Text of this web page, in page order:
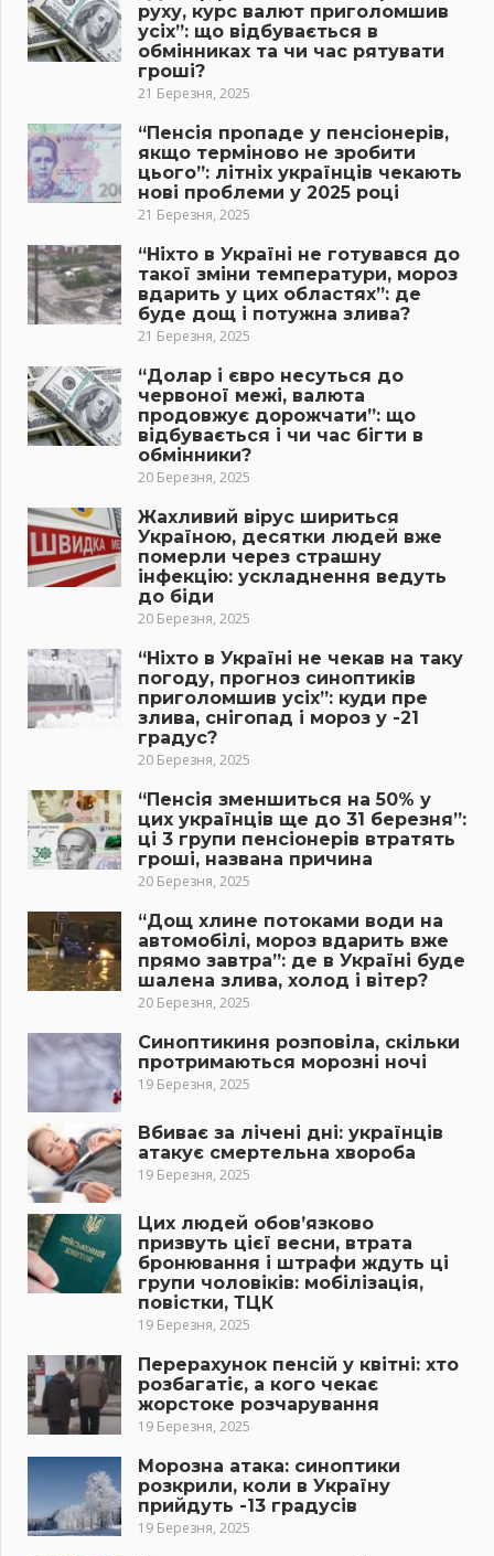
руху, курс валют приголомшив
усіх”: що відбувається в
обмінниках та чи час рятувати
гроші?
21 Березня, 2025
“Пенсія пропаде у пенсіонерів,
якщо терміново не зробити
цього”: літніх українців чекають
нові проблеми у 2025 році
21 Березня, 2025
“Ніхто в Україні не готувався до
такої зміни температури, мороз
вдарить у цих областях”: де
буде дощ і потужна злива?
21 Березня, 2025
“Долар і євро несуться до
червоної межі, валюта
продовжує дорожчати”: що
відбувається і чи час бігти в
обмінники?
20 Березня, 2025
Жахливий вірус шириться
Україною, десятки людей вже
померли через страшну
інфекцію: ускладнення ведуть
до біди
20 Березня, 2025
“Ніхто в Україні не чекав на таку
погоду, прогноз синоптиків
приголомшив усіх”: куди пре
злива, снігопад і мороз у -21
градус?
20 Березня, 2025
“Пенсія зменшиться на 50% у
цих українців ще до 31 березня”:
ці 3 групи пенсіонерів втратять
гроші, названа причина
20 Березня, 2025
“Дощ хлине потоками води на
автомобілі, мороз вдарить вже
прямо завтра”: де в Україні буде
шалена злива, холод і вітер?
20 Березня, 2025
Синоптикиня розповіла, скільки
протримаються морозні ночі
19 Березня, 2025
Вбиває за лічені дні: українців
атакує смертельна хвороба
19 Березня, 2025
Цих людей обов’язково
призвуть цієї весни, втрата
бронювання і штрафи ждуть ці
групи чоловіків: мобілізація,
повістки, ТЦК
19 Березня, 2025
Перерахунок пенсій у квітні: хто
розбагатіє, а кого чекає
жорстоке розчарування
19 Березня, 2025
Морозна атака: синоптики
розкрили, коли в Україну
прийдуть -13 градусів
19 Березня, 2025